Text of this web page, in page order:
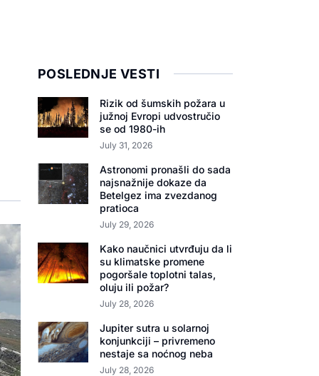
POSLEDNJE VESTI
Rizik od šumskih požara u
južnoj Evropi udvostručio
se od 1980-ih
July 31, 2026
Astronomi pronašli do sada
najsnažnije dokaze da
Betelgez ima zvezdanog
pratioca
July 29, 2026
Kako naučnici utvrđuju da li
su klimatske promene
pogoršale toplotni talas,
oluju ili požar?
July 28, 2026
Jupiter sutra u solarnoj
konjunkciji – privremeno
nestaje sa noćnog neba
July 28, 2026